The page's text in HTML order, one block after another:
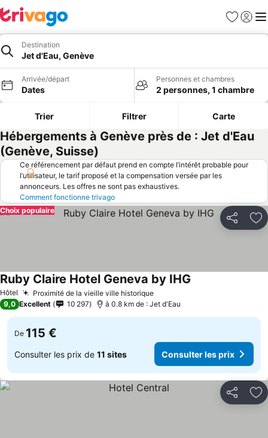
Favoris
Se
Destination
Jet d'Eau, Genève
Arrivée/départ
Dates
Personnes et chambres
2 personnes, 1 chambre
Trier Filtrer Carte
Hébergements à Genève près de : Jet d'Eau
(Genève, Suisse)
Ce référencement par défaut prend en compte l’intérêt probable pour
l’utilisateur, le tarif proposé et la compensation versée par les
annonceurs. Les offres ne sont pas exhaustives.
Comment fonctionne trivago
Partager
Choix populaire
Hôtel Proximité de la vieille ville historique
Ruby Claire Hotel Geneva by IHG
9,0 Excellent 10 297 à 0.8 km de : Jet d'Eau
De 115 €
Consulter les prix de 11 sites Consulter les prix
Partager